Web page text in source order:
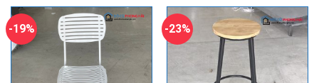
2.430.000₫.
960.000₫.
-19% -23%